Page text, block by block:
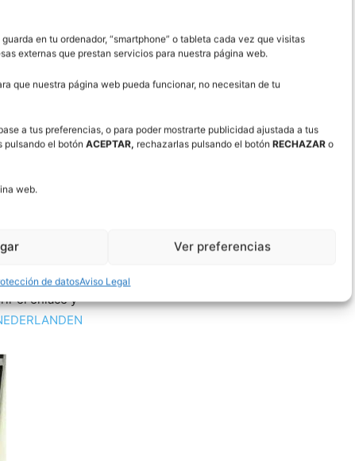
en tu ordenador, “smartphone” o tableta cada vez que visitas
externas que prestan servicios para nuestra página web.
que nuestra página web pueda funcionar, no necesitan de tu
a tus preferencias, o para poder mostrarte publicidad ajustada a tus
pulsando el botón ACEPTAR, rechazarlas pulsando el botón RECHAZAR o
web.
Ver preferencias
de datosAviso Legal
un acuerdo de
de la firma
entrenadores,
laboral
el mismo con
para ello cuenta
de valor
y homologada
el enlace y